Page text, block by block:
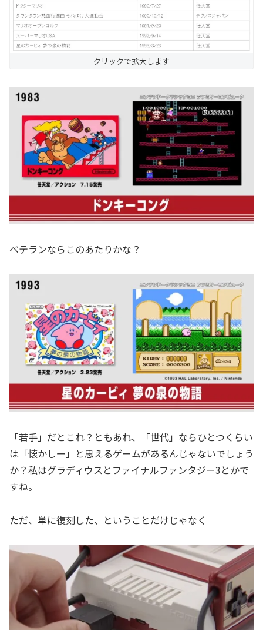
クリックで拡大します
ベテランならこのあたりかな？
「若手」だとこれ？ともあれ、「世代」ならひとつくらい
は「懐かしー」と思えるゲームがあるんじゃないでしょう
か？私はグラディウスとファイナルファンタジー3とかで
すね。
ただ、単に復刻した、ということだけじゃなく